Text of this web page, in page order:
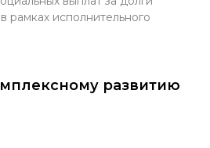
рамках исполнительного
развитию